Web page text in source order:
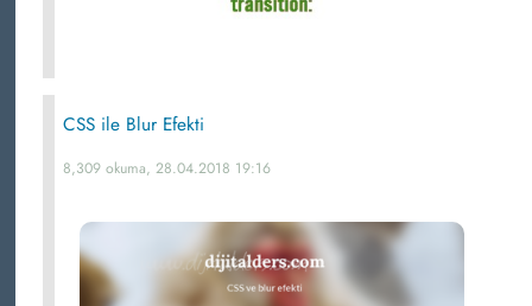
CSS ile Blur Efekti
8,309 okuma, 28.04.2018 19:16